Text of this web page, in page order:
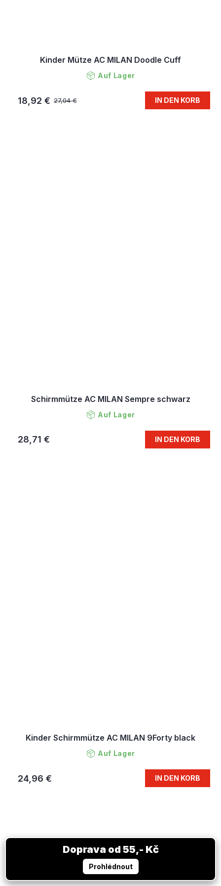
Kinder Mütze AC MILAN Doodle Cuff
Auf Lager
27,04 €
18,92 € IN DEN KORB
Schirmmütze AC MILAN Sempre schwarz
Auf Lager
28,71 € IN DEN KORB
Kinder Schirmmütze AC MILAN 9Forty black
Auf Lager
24,96 € IN DEN KORB